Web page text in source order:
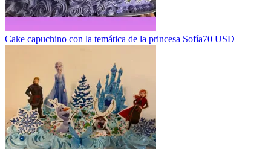
Cake capuchino con la temática de la princesa Sofía70 USD